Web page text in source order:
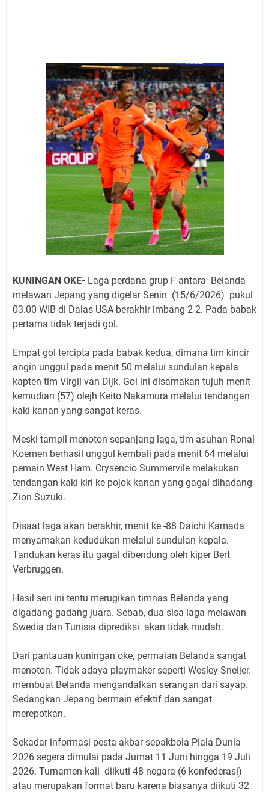
12 Ribu Liter
Uniku Jadi Tuan Rumah Pendampingan Penyusunan
Dokumen SPMI
Sudahkah Kita Merdeka Dari Hawa Nafsu?
Info Sembako di Pasar Kepuh Kuningan Kamis 6
Agustus 2026, Daging Naik, Telur Turun
Agenda Kegiatan Bupati Kuningan Jumat 7 Agustus
2026 Ada Tiga, Tapi yang Bakal Dihadiri Hanya Satu
Ini Empat Lokasi Samsat Keliling Kuningan Jumat 7
Agustus 2026
KUNINGAN OKE- Laga perdana grup F antara Belanda
melawan Jepang yang digelar Senin (15/6/2026) pukul
03.00 WIB di Dalas USA berakhir imbang 2-2. Pada babak
pertama tidak terjadi gol.
Empat gol tercipta pada babak kedua, dimana tim kincir
angin unggul pada menit 50 melalui sundulan kepala
kapten tim Virgil van Dijk. Gol ini disamakan tujuh menit
kemudian (57) olejh Keito Nakamura melalui tendangan
kaki kanan yang sangat keras.
Meski tampil menoton sepanjang laga, tim asuhan Ronal
Koemen berhasil unggul kembali pada menit 64 melalui
pemain West Ham. Crysencio Summervile melakukan
tendangan kaki kiri ke pojok kanan yang gagal dihadang
Zion Suzuki.
Disaat laga akan berakhir, menit ke -88 Daichi Kamada
menyamakan kedudukan melalui sundulan kepala.
Tandukan keras itu gagal dibendung oleh kiper Bert
Verbruggen.
Hasil seri ini tentu merugikan timnas Belanda yang
digadang-gadang juara. Sebab, dua sisa laga melawan
Swedia dan Tunisia diprediksi akan tidak mudah.
Dari pantauan kuningan oke, permaian Belanda sangat
menoton. Tidak adaya playmaker seperti Wesley Sneijer.
membuat Belanda mengandalkan serangan dari sayap.
Sedangkan Jepang bermain efektif dan sangat
merepotkan.
Sekadar informasi pesta akbar sepakbola Piala Dunia
2026 segera dimulai pada Jumat 11 Juni hingga 19 Juli
2026. Turnamen kali diikuti 48 negara (6 konfederasi)
atau merupakan format baru karena biasanya diikuti 32